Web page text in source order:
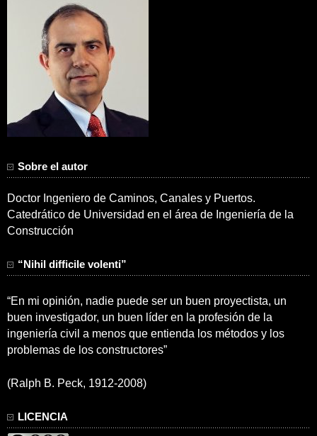
Sobre el autor
Doctor Ingeniero de Caminos, Canales y Puertos.
Catedrático de Universidad en el área de Ingeniería de la
Construcción
“Nihil difficile volenti”
“En mi opinión, nadie puede ser un buen proyectista, un
buen investigador, un buen líder en la profesión de la
ingeniería civil a menos que entienda los métodos y los
problemas de los constructores”
(Ralph B. Peck, 1912-2008)
LICENCIA